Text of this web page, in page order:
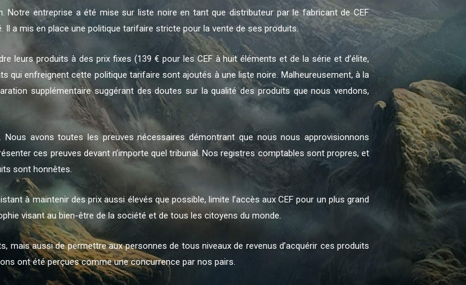
Notre entreprise a été mise sur liste noire en tant que distributeur par le fabricant de CEF
Il a mis en place une politique tarifaire stricte pour la vente de ses produits.
leurs produits à des prix fixes (139 € pour les CEF à huit éléments et de la série et d’élite,
qui enfreignent cette politique tarifaire sont ajoutés à une liste noire. Malheureusement, à la
supplémentaire suggérant des doutes sur la qualité des produits que nous vendons,
avons toutes les preuves nécessaires démontrant que nous nous approvisionnons
ces preuves devant n’importe quel tribunal. Nos registres comptables sont propres, et
sont honnêtes.
à maintenir des prix aussi élevés que possible, limite l’accès aux CEF pour un plus grand
visant au bien-être de la société et de tous les citoyens du monde.
mais aussi de permettre aux personnes de tous niveaux de revenus d’acquérir ces produits
ont été perçues comme une concurrence par nos pairs.